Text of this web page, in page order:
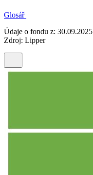
Glosář
Údaje o fondu z: 30.09.2025
Zdroj: Lipper